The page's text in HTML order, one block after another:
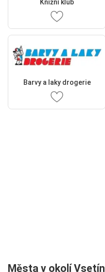
Knižní klub
Barvy a laky drogerie
Města v okolí Vsetín